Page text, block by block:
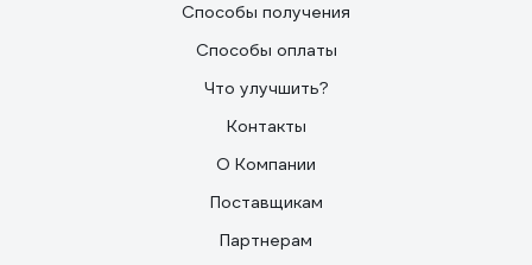
Способы получения
Способы оплаты
Что улучшить?
Контакты
О Компании
Поставщикам
Партнерам